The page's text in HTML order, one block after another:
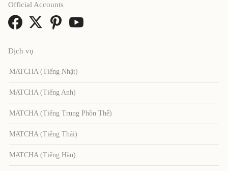
Dịch vụ
MATCHA (Tiếng Nhật)
MATCHA (Tiếng Anh)
MATCHA (Tiếng Trung Phồn Thể)
MATCHA (Tiếng Thái)
MATCHA (Tiếng Hàn)
Official Accounts